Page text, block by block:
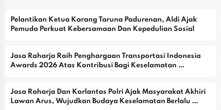
Pelantikan Ketua Karang Taruna Padurenan, Aldi Ajak
Pemuda Perkuat Kebersamaan Dan Kepedulian Sosial
Jasa Raharja Raih Penghargaan Transportasi Indonesia
Awards 2026 Atas Kontribusi Bagi Keselamatan
Jasa Raharja Dan Korlantas Polri Ajak Masyarakat Akhiri
Lawan Arus, Wujudkan Budaya Keselamatan Berlalu